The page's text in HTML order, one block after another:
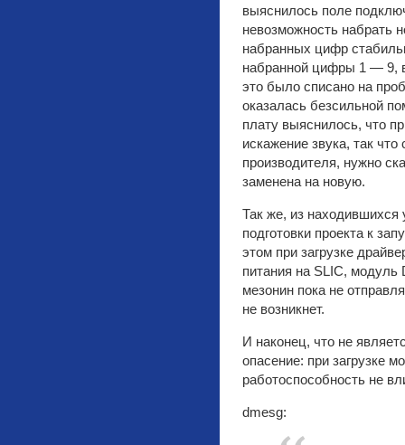
выяснилось поле
невозможность набрать
набранных цифр
набранной цифры 1 — 9,
это было списано на
оказалась безсильной
плату выяснилось, что
искажение звука, так
производителя, нужно
заменена на новую.
Так же, из находившихся
подготовки проекта к
этом при загрузке
питания на SLIC, модуль
мезонин пока не
не возникнет.
И наконец, что не
опасение: при загрузке
работоспособность не
dmesg: